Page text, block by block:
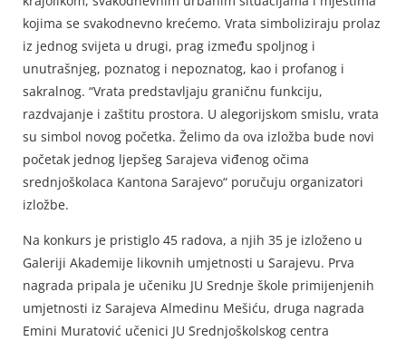
kojima se svakodnevno krećemo. Vrata simboliziraju prolaz
iz jednog svijeta u drugi, prag između spoljnog i
unutrašnjeg, poznatog i nepoznatog, kao i profanog i
sakralnog. “Vrata predstavljaju graničnu funkciju,
razdvajanje i zaštitu prostora. U alegorijskom smislu, vrata
su simbol novog početka. Želimo da ova izložba bude novi
početak jednog ljepšeg Sarajeva viđenog očima
srednjoškolaca Kantona Sarajevo“ poručuju organizatori
izložbe.
Na konkurs je pristiglo 45 radova, a njih 35 je izloženo u
Galeriji Akademije likovnih umjetnosti u Sarajevu. Prva
nagrada pripala je učeniku JU Srednje škole primijenjenih
umjetnosti iz Sarajeva Almedinu Mešiću, druga nagrada
Emini Muratović učenici JU Srednjoškolskog centra